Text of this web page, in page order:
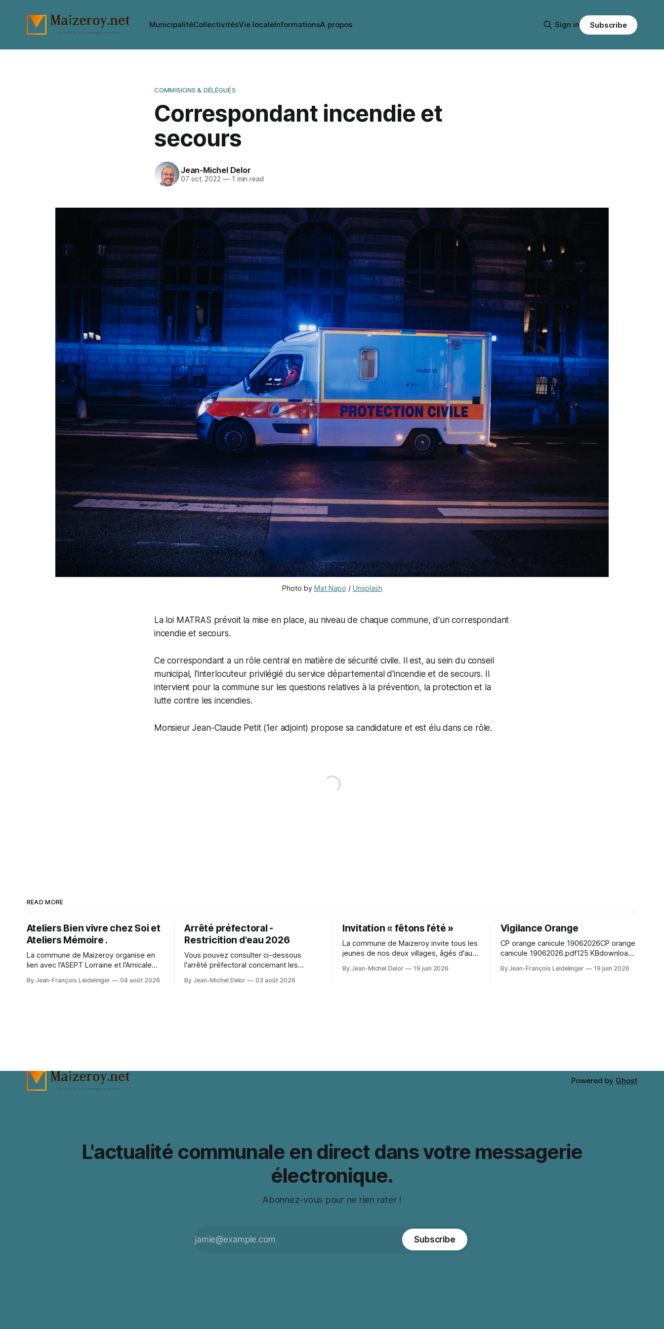
MunicipalitéCollectivitésVie localeInformationsA propos Sign in Subscribe
COMMISIONS & DÉLÉGUÉS
Correspondant incendie et
secours
Jean-Michel Delor
07 oct. 2022 —1 min read
Photo by Mat Napo / Unsplash
La loi MATRAS prévoit la mise en place, au niveau de chaque commune, d'un correspondant
incendie et secours.
Ce correspondant a un rôle central en matière de sécurité civile. Il est, au sein du conseil
municipal, l'interlocuteur privilégié du service départemental d'incendie et de secours. Il
intervient pour la commune sur les questions relatives à la prévention, la protection et la
lutte contre les incendies.
Monsieur Jean-Claude Petit (1er adjoint) propose sa candidature et est élu dans ce rôle.
READ MORE
Ateliers Bien vivre chez Soi et
Ateliers Mémoire .
La commune de Maizeroy organise en
lien avec l'ASEPT Lorraine et l'Amicale
Commune de Pange, la fédération
By Jean-François Leidelinger 04 août 2026
Arrêté préfectoral -
Restricition d'eau 2026
Vous pouvez consulter ci-dessous
l'arrêté préfectoral concernant les
secteur. A character outfit needs to
By Jean-Michel Delor 03 août 2026
Invitation « fêtons l’été »
La commune de Maizeroy invite tous les
jeunes de nos deux villages, âgés d'au
convivial autour du collectif jeunes en
By Jean-Michel Delor 19 juin 2026
Vigilance Orange
CP orange canicule 19062026CP orange
canicule 19062026.pdf125 KBdownload-
the wig silhouette as much as the exact
By Jean-François Leidelinger 19 juin 2026
Powered by Ghost
L'actualité communale en direct dans votre messagerie
électronique.
Abonnez-vous pour ne rien rater !
Subscribe